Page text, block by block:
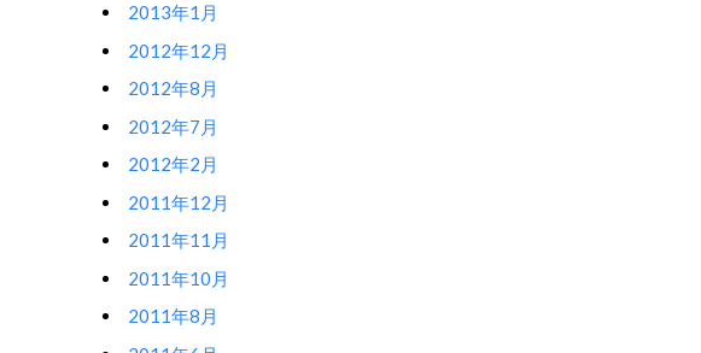
2013年1月
2012年12月
2012年8月
2012年7月
2012年2月
2011年12月
2011年11月
2011年10月
2011年8月